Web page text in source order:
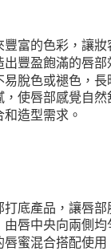
每筆NT$80，
7-11純取貨 (先
每筆NT$80，
每筆NT$250，
付款後門市自取
富的色彩，讓妝
豐盈飽滿的唇部
脫色或褪色，長
使唇部感覺自然
造型需求。
底產品，讓唇部
唇中央向兩側均
蜜混合搭配使用